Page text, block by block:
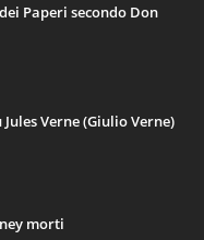
Paperi secondo Don
Verne (Giulio Verne)
morti